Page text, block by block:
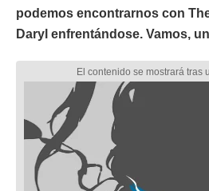
podemos encontrarnos con
Daryl enfrentándose. Vamos,